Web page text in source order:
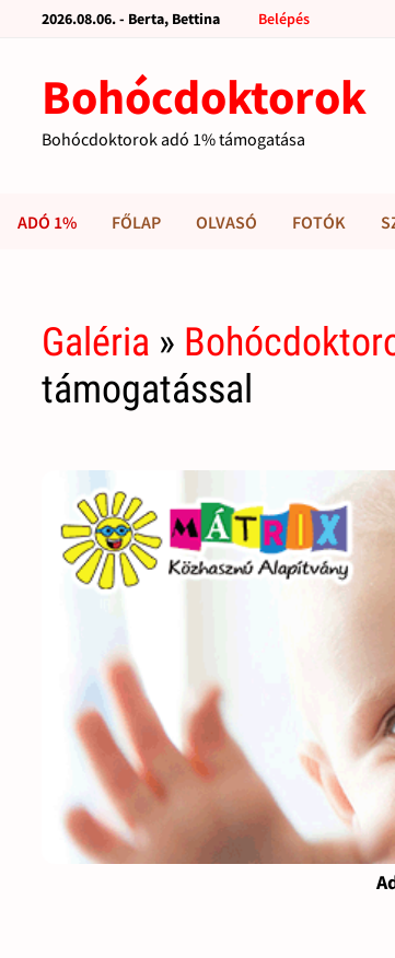
2026.08.06. - Berta, Bettina Belépés
Bohócdoktorok
Bohócdoktorok adó 1% támogatása
ADÓ 1% FŐLAP OLVASÓ FOTÓK
Galéria »
támogatással